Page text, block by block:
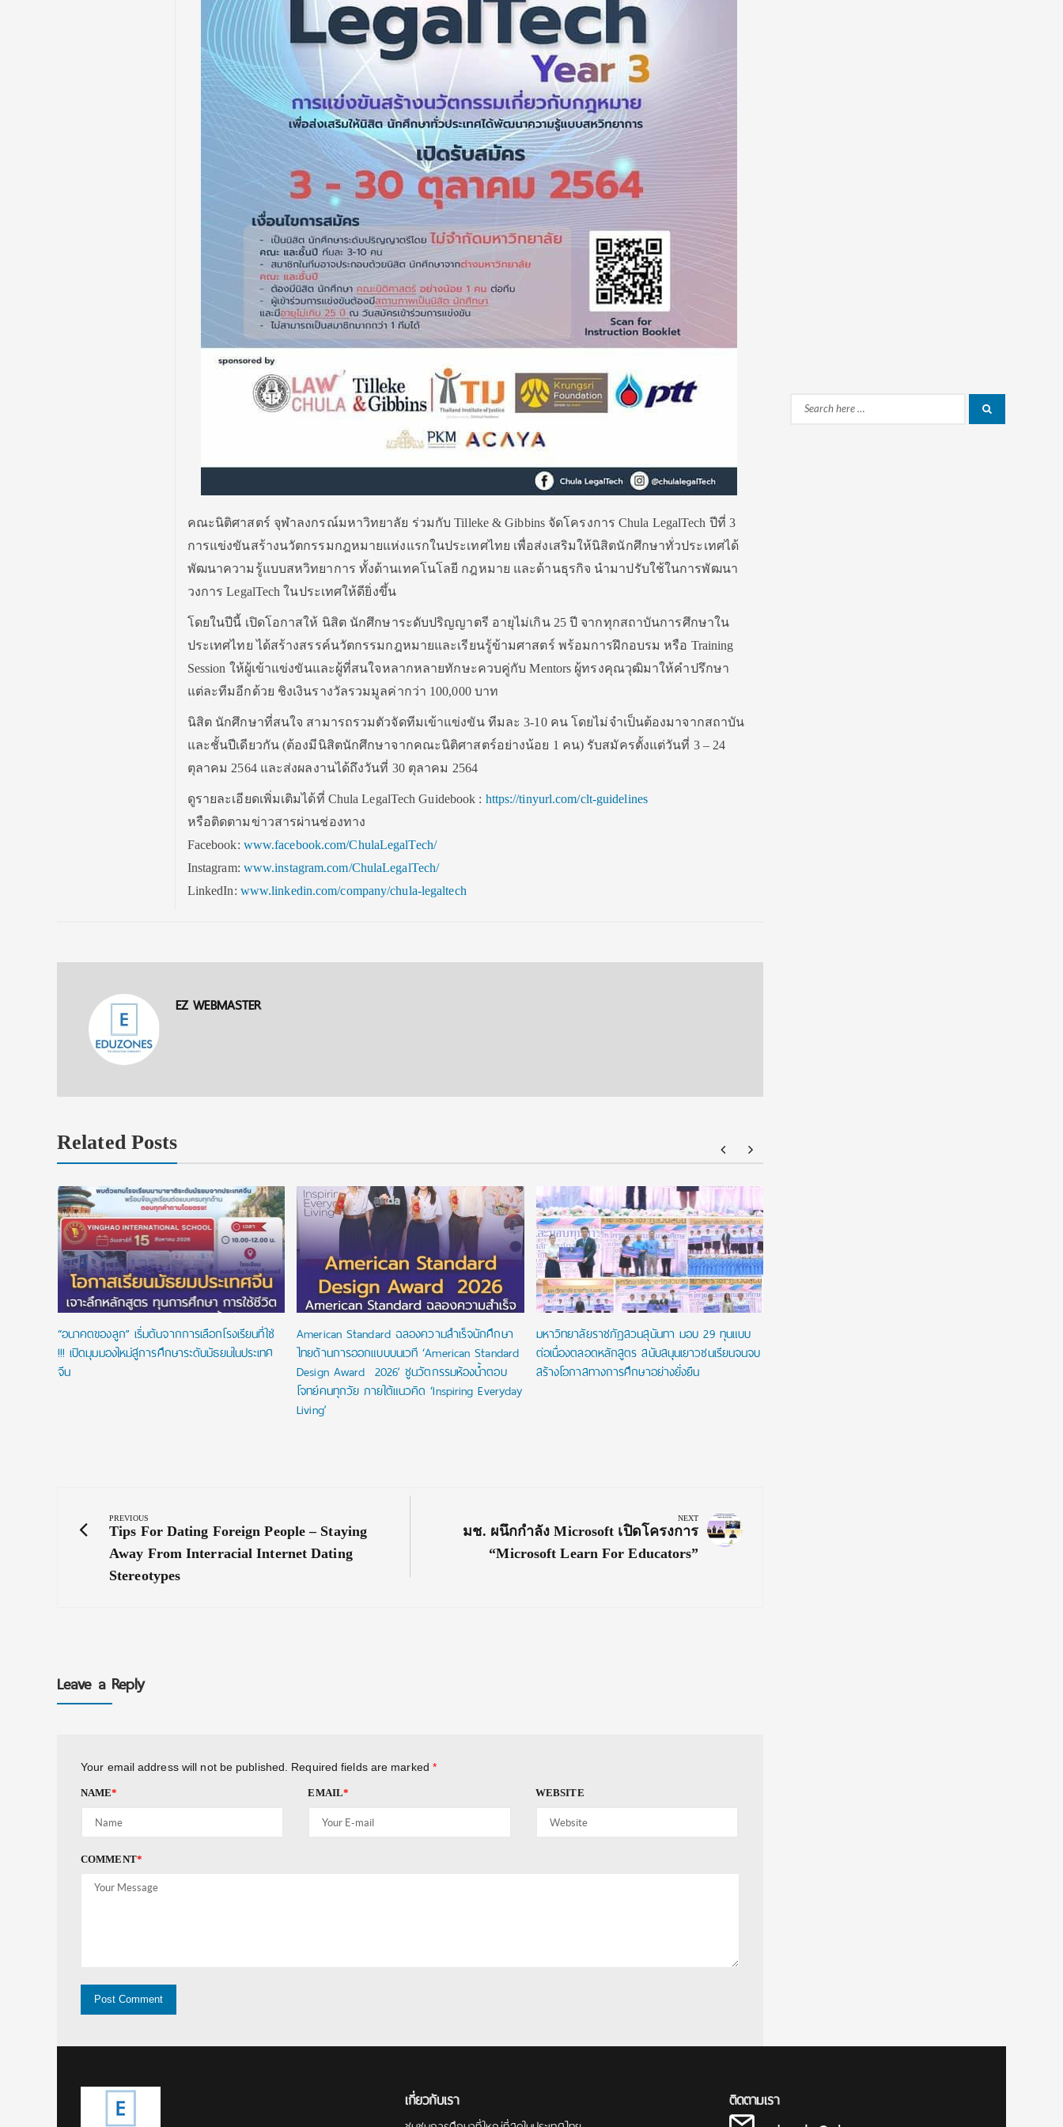
คณะนิติศาสตร์ จุฬาลงกรณ์มหาวิทยาลัย ร่วมกับ Tilleke & Gibbins จัดโครงการ Chula LegalTech ปีที่ 3
การแข่งขันสร้างนวัตกรรมกฎหมายแห่งแรกในประเทศไทย เพื่อส่งเสริมให้นิสิตนักศึกษาทั่วประเทศได้
พัฒนาความรู้แบบสหวิทยาการ ทั้งด้านเทคโนโลยี กฎหมาย และด้านธุรกิจ นำมาปรับใช้ในการพัฒนา
วงการ LegalTech ในประเทศให้ดียิ่งขึ้น
โดยในปีนี้ เปิดโอกาสให้ นิสิต นักศึกษาระดับปริญญาตรี อายุไม่เกิน 25 ปี จากทุกสถาบันการศึกษาใน
ประเทศไทย ได้สร้างสรรค์นวัตกรรมกฎหมายและเรียนรู้ข้ามศาสตร์ พร้อมการฝึกอบรม หรือ Training
Session ให้ผู้เข้าแข่งขันและผู้ที่สนใจหลากหลายทักษะควบคู่กับ Mentors ผู้ทรงคุณวุฒิมาให้คำปรึกษา
แต่ละทีมอีกด้วย ชิงเงินรางวัลรวมมูลค่ากว่า 100,000 บาท
นิสิต นักศึกษาที่สนใจ สามารถรวมตัวจัดทีมเข้าแข่งขัน ทีมละ 3-10 คน โดยไม่จำเป็นต้องมาจากสถาบัน
และชั้นปีเดียวกัน (ต้องมีนิสิตนักศึกษาจากคณะนิติศาสตร์อย่างน้อย 1 คน) รับสมัครตั้งแต่วันที่ 3 – 24
ตุลาคม 2564 และส่งผลงานได้ถึงวันที่ 30 ตุลาคม 2564
ดูรายละเอียดเพิ่มเติมได้ที่ Chula LegalTech Guidebook : https://tinyurl.com/clt-guidelines
หรือติดตามข่าวสารผ่านช่องทาง
Facebook: www.facebook.com/ChulaLegalTech/
Instagram: www.instagram.com/ChulaLegalTech/
LinkedIn: www.linkedin.com/company/chula-legaltech
EZ WEBMASTER
Related Posts
“อนาคตของลูก” เริ่มต้นจากการเลือกโรงเรียนที่ใช่
!!! เปิดมุมมองใหม่สู่การศึกษาระดับมัธยมในประเทศ
จีน
American Standard ฉลองความสำเร็จนักศึกษา
ไทยด้านการออกแบบบนเวที ‘American Standard
Design Award 2026’ ชูนวัตกรรมห้องน้ำตอบ
โจทย์คนทุกวัย ภายใต้แนวคิด ‘Inspiring Everyday
Living’
มหาวิทยาลัยราชภัฏสวนสุนันทา มอบ 29 ทุนแบบ
ต่อเนื่องตลอดหลักสูตร สนับสนุนเยาวชนเรียนจนจบ
สร้างโอกาสทางการศึกษาอย่างยั่งยืน
navigation
PREVIOUS
Previous
Post:
Tips For Dating Foreign People – Staying
Away From Interracial Internet Dating
Stereotypes
NEXT
Next
Post:
มช. ผนึกกำลัง Microsoft เปิดโครงการ
“Microsoft Learn For Educators”
Leave a Reply
Your email address will not be published. Required fields are marked *
NAME* EMAIL* WEBSITE
COMMENT*
Search
เกี่ยวกับเรา ติดตามเรา